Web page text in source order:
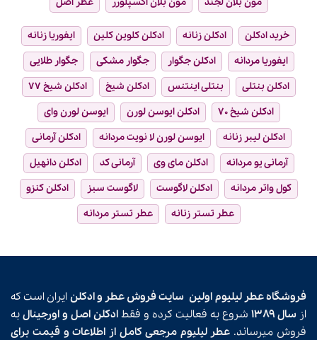
خرید ادکلن ادکلن زنانه ادکلن کلوین کلین
ایفوریا زنانه
ایفوریا مردانه
ادکلن جگوار جگوار مشکی
جگوار طلایی
ادکلن بنتلی
بنتلی اینتنس ادکلن شیخ
ادکلن شیخ ۷۷
ادکلن شیخ ۷۰
ادکلن ایوسن لورن
ایوسن لورن وای
ادکلن لیبر زنانه
ایوسن لورن لا نویت مردانه
ادکلن آرمانی
آرمانی یو مردانه
ادکلن مای وی آرمانی کد
ادکلن دانهیل
کول واتر مردانه
ادکلن لاگوست لاگوست سبز
ادکلن کنزو
عطر تستر زنانه
عطر تستر مردانه
فروشگاه عطر لیلیوم اولین سایت فروش عطر و ادکلن ایران است که
از سال ۱۳۸۹ شروع به فعالیت کرده و فقط ادکلن اصل و اورجینال به
فروش میرساند. عطر لیلیوم مرجعی کامل از اطلاعات و قیمت برای